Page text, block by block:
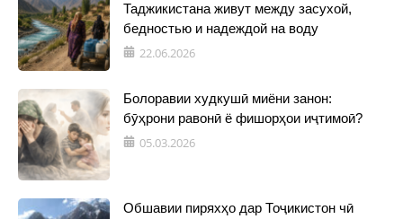
Таджикистана живут между засухой,
бедностью и надеждой на воду
22.06.2026
Болоравии худкушӣ миёни занон:
бӯҳрони равонӣ ё фишорҳои иҷтимоӣ?
05.03.2026
Обшавии пиряхҳо дар Тоҷикистон чӣ